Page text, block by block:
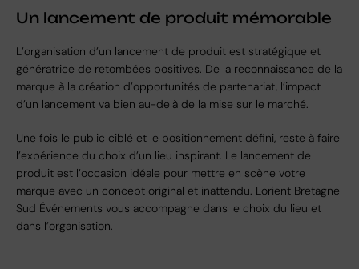
Un lancement de produit mémorable
L’organisation d’un lancement de produit est stratégique et
génératrice de retombées positives. De la reconnaissance de la
marque à la création d’opportunités de partenariat, l’impact
d’un lancement va bien au-delà de la mise sur le marché.
Une fois le public ciblé et le positionnement défini, reste à faire
l’expérience du choix d’un lieu inspirant. Le lancement de
produit est l’occasion idéale pour mettre en scène votre
marque avec un concept original et inattendu. Lorient Bretagne
Sud Événements vous accompagne dans le choix du lieu et
dans l’organisation.